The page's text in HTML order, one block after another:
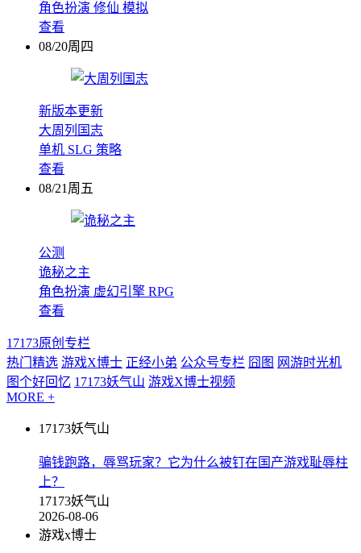
角色扮演 修仙 模拟
查看
08/20周四
新版本更新
大周列国志
单机 SLG 策略
查看
08/21周五
公测
诡秘之主
角色扮演 虚幻引擎 RPG
查看
17173原创专栏
热门精选 游戏X博士 正经小弟 公众号专栏 囧图 网游时光机
图个好回忆 17173妖气山 游戏X博士视频
MORE +
17173妖气山
骗钱跑路，辱骂玩家？它为什么被钉在国产游戏耻辱柱
上？
17173妖气山
2026-08-06
游戏x博士